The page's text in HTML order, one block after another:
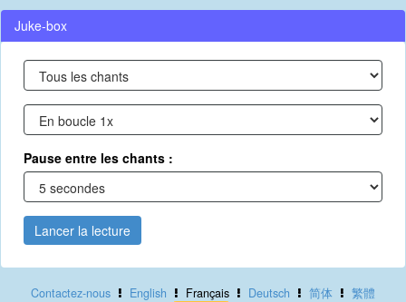
Juke-box
Pause entre les chants :
Lancer la lecture
Contactez-nous English Français Deutsch 简体 繁體